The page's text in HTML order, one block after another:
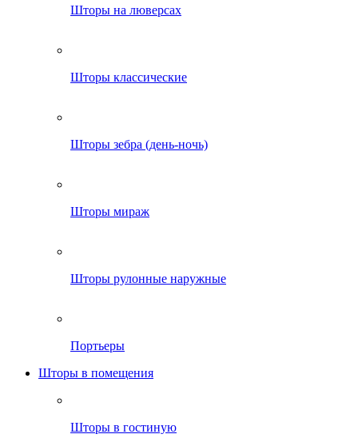
Шторы на люверсах
Шторы классические
Шторы зебра (день-ночь)
Шторы мираж
Шторы рулонные наружные
Портьеры
Шторы в помещения
Шторы в гостиную